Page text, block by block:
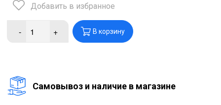
Добавить в избранное
- + В корзину
Cамовывоз и наличие в магазине